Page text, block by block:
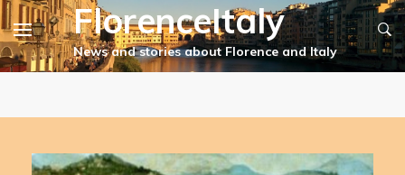
FlorenceItaly